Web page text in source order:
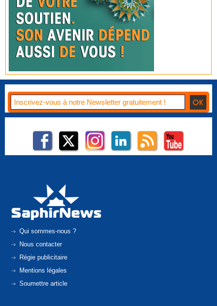
Qui sommes-nous ?
Nous contacter
Régie publicitaire
Mentions légales
Soumettre article